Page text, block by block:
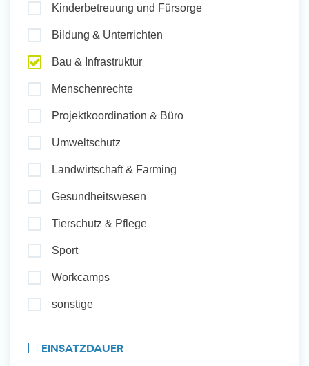
Initiativbewerbung
Kinderbetreuung und Fürsorge
Bildung & Unterrichten
Bau & Infrastruktur
Menschenrechte
Projektkoordination & Büro
Umweltschutz
Landwirtschaft & Farming
Gesundheitswesen
Tierschutz & Pflege
Sport
Workcamps
sonstige
EINSATZDAUER